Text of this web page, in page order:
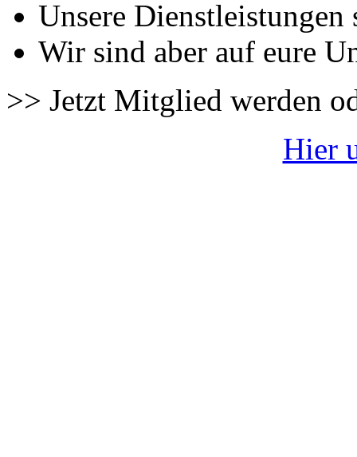
Unsere Dienstleistungen
Wir sind aber auf eure
>> Jetzt Mitglied werden
Hier